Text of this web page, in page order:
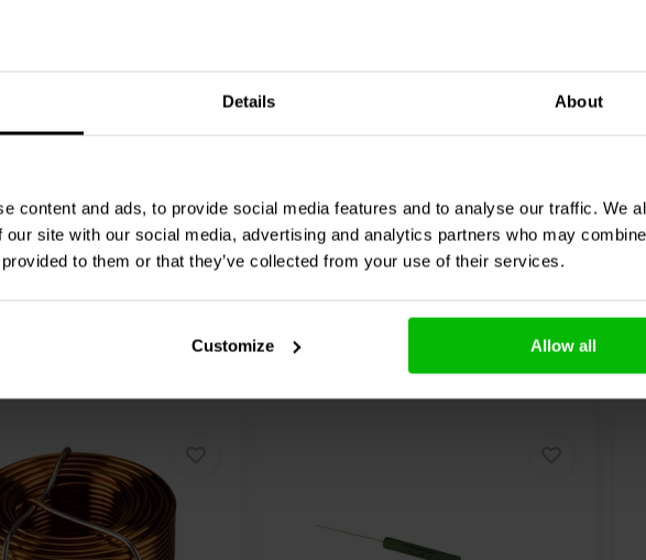
Details About
content and ads, to provide social media features and to analyse our traffic. We
our site with our social media, advertising and analytics partners who may
to them or that they’ve collected from your use of their services.
Customize Allow all
0 klantbeoordelingen
V
1 klantbeoordelingen